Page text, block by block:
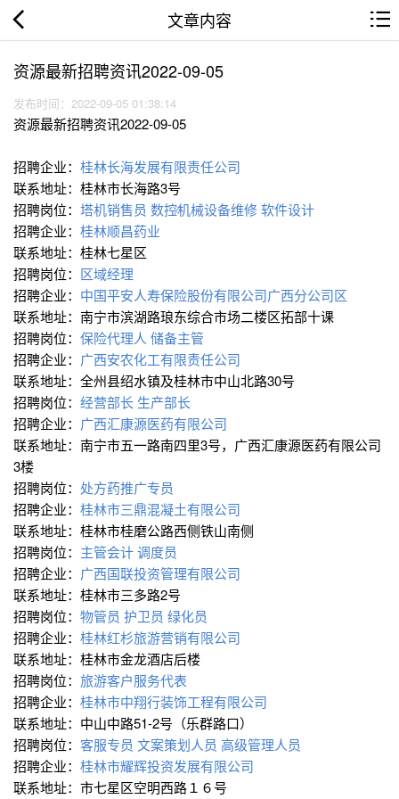
文章内容
资源最新招聘资讯2022-09-05
发布时间：2022-09-05 01:38:14
资源最新招聘资讯2022-09-05
招聘企业： 桂林长海发展有限责任公司
联系地址：桂林市长海路3号
招聘岗位： 塔机销售员 数控∕机械设备维修软件设计
招聘企业： 桂林顺昌药业
联系地址：桂林七星区
招聘岗位： 区域经理
招聘企业： 中国平安人寿保险股份有限公司广西分公司区
联系地址：南宁市滨湖路琅东综合市场二楼区拓部十课
招聘岗位： 保险代理人 储备主管
招聘企业： 广西安农化工有限责任公司
联系地址：全州县绍水镇及桂林市中山北路30号
招聘岗位： 经营部长 生产部长
招聘企业： 广西汇康源医药有限公司
联系地址：南宁市五一路南四里3号，广西汇康源医药有限公司
3楼
招聘岗位： 处方药推广专员
招聘企业： 桂林市三鼎混凝土有限公司
联系地址：桂林市桂磨公路西侧铁山南侧
招聘岗位： 主管会计调度员
招聘企业： 广西国联投资管理有限公司
联系地址：桂林市三多路2号
招聘岗位： 物管员 护卫员 绿化员
招聘企业： 桂林红杉旅游营销有限公司
联系地址：桂林市金龙酒店后楼
招聘岗位： 旅游客户服务代表
招聘企业： 桂林市中翔行装饰工程有限公司
联系地址：中山中路51-2号（乐群路口）
招聘岗位： 客服专员 文案策划人员 高级管理人员
招聘企业： 桂林市耀辉投资发展有限公司
联系地址：市七星区空明西路１６号